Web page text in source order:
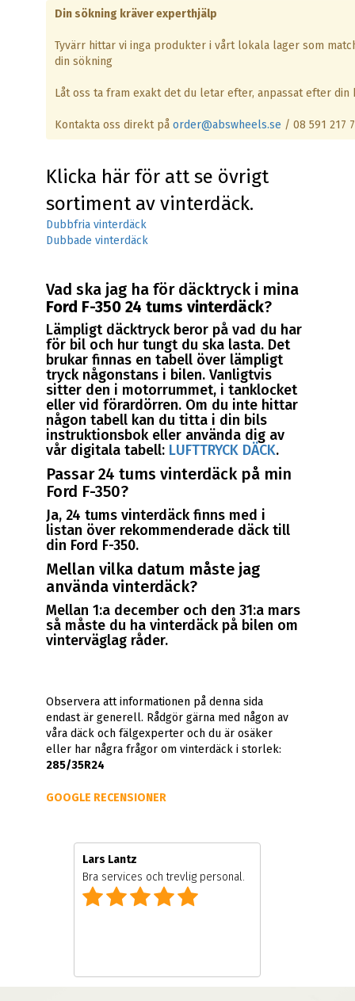
Din sökning kräver experthjälp
Tyvärr hittar vi inga produkter i vårt lokala lager som
din sökning
Låt oss ta fram exakt det du letar efter, anpassat efter din
Kontakta oss direkt påorder@abswheels.se / 08 591 217
Klicka här för att se övrigt
sortiment av vinterdäck.
Dubbfria vinterdäck
Dubbade vinterdäck
Vad ska jag ha för däcktryck i mina
Ford F-350 24 tums vinterdäck?
Lämpligt däcktryck beror på vad du har
för bil och hur tungt du ska lasta. Det
brukar finnas en tabell över lämpligt
tryck någonstans i bilen. Vanligtvis
sitter den i motorrummet, i tanklocket
eller vid förardörren. Om du inte hittar
någon tabell kan du titta i din bils
instruktionsbok eller använda dig av
vår digitala tabell: LUFTTRYCK DÄCK.
Passar 24 tums vinterdäck på min
Ford F-350?
Ja, 24 tums vinterdäck finns med i
listan över rekommenderade däck till
din Ford F-350.
Mellan vilka datum måste jag
använda vinterdäck?
Mellan 1:a december och den 31:a mars
så måste du ha vinterdäck på bilen om
vinterväglag råder.
Observera att informationen på denna sida
endast är generell. Rådgör gärna med någon av
våra däck och fälgexperter och du är osäker
eller har några frågor om vinterdäck i storlek:
285/35R24
GOOGLE RECENSIONER
Lars Lantz
Bra services och trevlig personal.